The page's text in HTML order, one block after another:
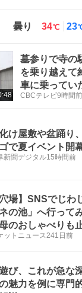
曇り
最
温
34℃
最
温
23
墓参りで寺の
を乗り越え
車に乗って
阜・山県市
CBCテレビ9時間前
け屋敷や盆踊り
で夏イベント開
新聞デジタル15時間前
穴場】SNSでじわ
の池」へ行って
のおしゃべりも
ットニュース241日前
び、これが急
魅力を例に専門